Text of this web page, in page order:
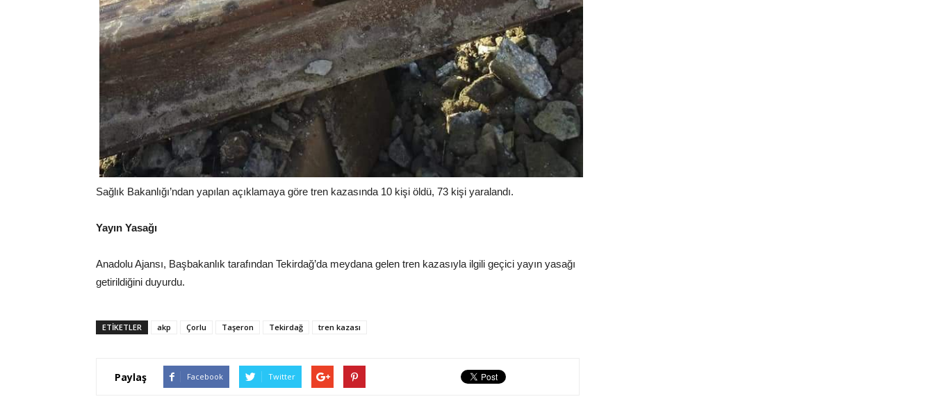
Sağlık Bakanlığı’ndan yapılan açıklamaya göre tren kazasında 10 kişi öldü, 73 kişi yaralandı.
Yayın Yasağı
Anadolu Ajansı, Başbakanlık tarafından Tekirdağ’da meydana gelen tren kazasıyla ilgili geçici yayın yasağı
getirildiğini duyurdu.
ETIKETLER akp Çorlu Taşeron Tekirdağ tren kazası
Paylaş Facebook Twitter